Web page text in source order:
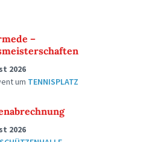
–
2026
um TENNISPLATZ
2026